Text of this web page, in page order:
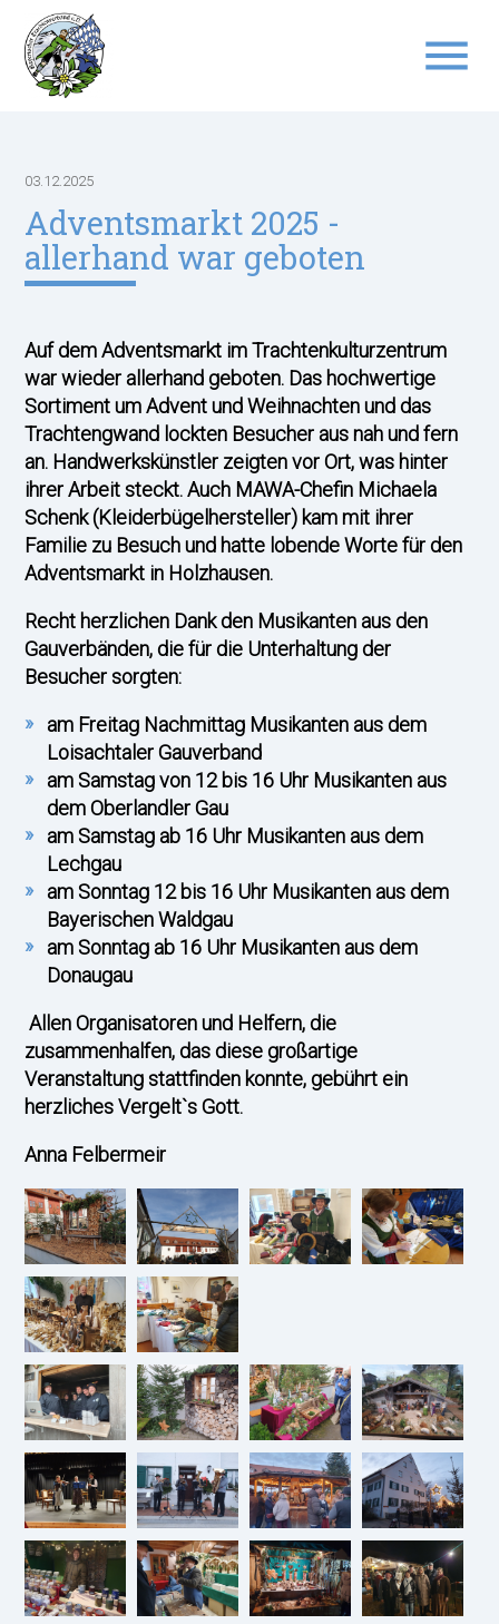
menu
03.12.2025
Adventsmarkt 2025 -
allerhand war geboten
Auf dem Adventsmarkt im Trachtenkulturzentrum
war wieder allerhand geboten. Das hochwertige
Sortiment um Advent und Weihnachten und das
Trachtengwand lockten Besucher aus nah und fern
an. Handwerkskünstler zeigten vor Ort, was hinter
ihrer Arbeit steckt. Auch MAWA-Chefin Michaela
Schenk (Kleiderbügelhersteller) kam mit ihrer
Familie zu Besuch und hatte lobende Worte für den
Adventsmarkt in Holzhausen.
Recht herzlichen Dank den Musikanten aus den
Gauverbänden, die für die Unterhaltung der
Besucher sorgten:
am Freitag Nachmittag Musikanten aus dem
Loisachtaler Gauverband
am Samstag von 12 bis 16 Uhr Musikanten aus
dem Oberlandler Gau
am Samstag ab 16 Uhr Musikanten aus dem
Lechgau
am Sonntag 12 bis 16 Uhr Musikanten aus dem
Bayerischen Waldgau
am Sonntag ab 16 Uhr Musikanten aus dem
Donaugau
Allen Organisatoren und Helfern, die
zusammenhalfen, das diese großartige
Veranstaltung stattfinden konnte, gebührt ein
herzliches Vergelt`s Gott.
Anna Felbermeir